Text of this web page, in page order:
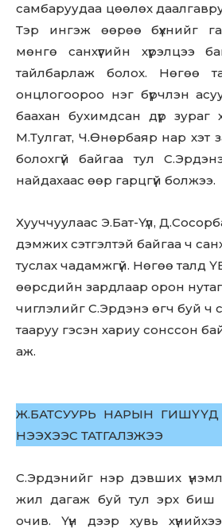
самбаруудаа цөөлөх
Тэр ингэж өөрөө бүхнийг
мөнгө санхүүгийн хүрэлцээ
тайлбарлаж болох. Нөгөө
онцлогоороо нэг бүрчлэн
баахан бухимдсан дүр зураг
М.Тулгат, Ч.Өнөрбаяр нар хэт
болохгүй байгаа тул
найдахаас өөр гарцгүй болжээ.
Хууччуулаас Э.Бат-Үүл,
дэмжих сэтгэлтэй байгаа ч
туслах чадамжгүй. Нөгөө талд
өөрсдийн зардлаар орон
чиглэлийг С.Эрдэнэ өгч буй ч
тааруу гэсэн хариу сонссон
аж.
Ж.БАТСУУРЬ НАРЫН
НЭЭХЭЭС ТАТГАЛЗЖЭЭ
С.Эрдэнийг нэр дэвших
жил дагаж буй тул эрх биш
очив. Үүн дээр хувь